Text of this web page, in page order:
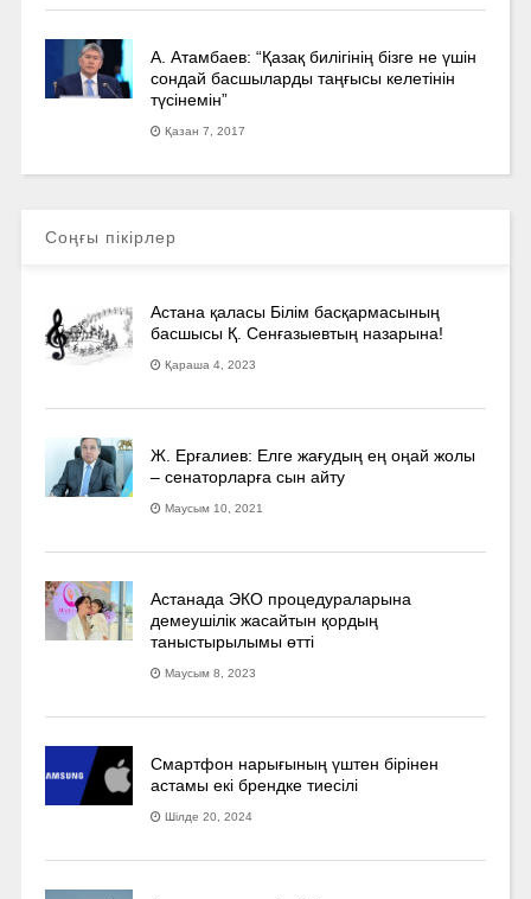
А. Атамбаев: “Қазақ билігінің бізге не үшін
сондай басшыларды таңғысы келетінін
түсінемін”
Қазан 7, 2017
Соңғы пікірлер
Астана қаласы Білім басқармасының
басшысы Қ. Сенғазыевтың назарына!
Қараша 4, 2023
Ж. Ерғалиев: Елге жағудың ең оңай жолы
– сенаторларға сын айту
Маусым 10, 2021
Астанада ЭКО процедураларына
демеушілік жасайтын қордың
таныстырылымы өтті
Маусым 8, 2023
Смартфон нарығының үштен бірінен
астамы екі брендке тиесілі
Шілде 20, 2024